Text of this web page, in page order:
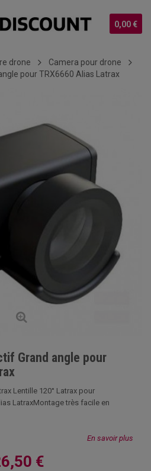
0,00 €
drone
Camera pour drone
pour TRX6660 Alias Latrax
Grand angle pour
Lentille 120° Latrax pour
LatraxMontage très facile en
En savoir plus
€